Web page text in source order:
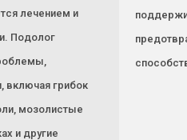
лечением и
Подолог
включая грибок
мозолистые
и другие